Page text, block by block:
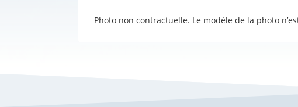
Photo non contractuelle. Le modèle de la photo